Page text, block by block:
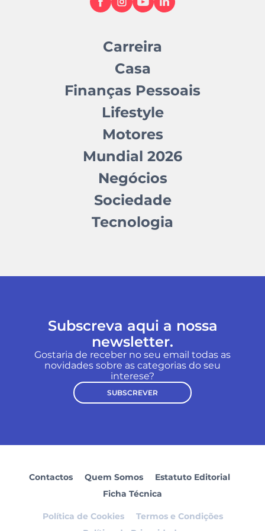
Carreira
Casa
Finanças Pessoais
Lifestyle
Motores
Mundial 2026
Negócios
Sociedade
Tecnologia
Subscreva aqui a nossa
newsletter.
Gostaria de receber no seu email todas as
novidades sobre as categorias do seu
interese?
SUBSCREVER
Contactos Quem Somos
Estatuto Editorial
Ficha Técnica
Política de Cookies
Termos e Condições